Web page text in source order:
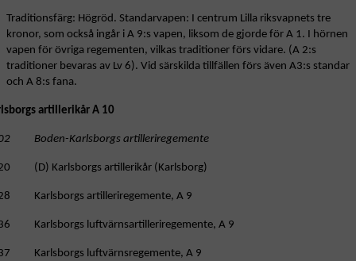
Traditionsfärg: Högröd. Standarvapen: I centrum Lilla riksvapnets tre
kronor, som också ingår i A 9:s vapen, liksom de gjorde för A 1. I hörnen
vapen för övriga regementen, vilkas traditioner förs vidare. (A 2:s
traditioner bevaras av Lv 6). Vid särskilda tillfällen förs även A3:s standar
och A 8:s fana.
artillerikår A 10
Boden-Karlsborgs artilleriregemente
(D) Karlsborgs artillerikår (Karlsborg)
Karlsborgs artilleriregemente, A 9
Karlsborgs luftvärnsartilleriregemente, A 9
Karlsborgs luftvärnsregemente, A 9